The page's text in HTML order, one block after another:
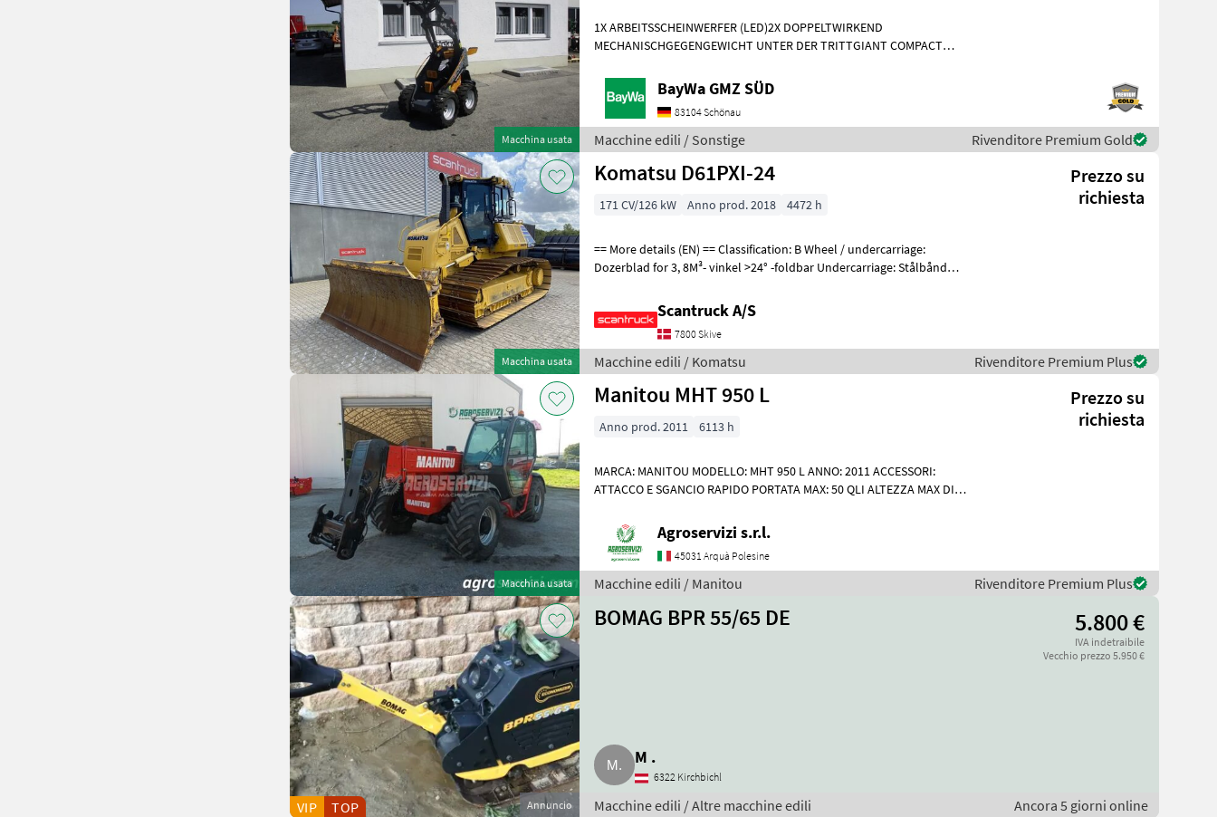
Macchina usata
1X ARBEITSSCHEINWERFER (LED)2X DOPPELTWIRKEND
MECHANISCHGEGENGEWICHT UNTER DER TRITTGIANT COMPACT
Dreizylinderdieselmotor, Typ
BayWa GMZ SÜD
83104 Schönau
Macchine edili / Sonstige Rivenditore Premium Gold
Macchina usata
Komatsu D61PXI-24
Prezzo su
richiesta
171 CV/126 kW Anno prod. 2018 4472 h
== More details (EN) == Classification: B Wheel / undercarriage:
Dozerblad for 3, 8M³- vinkel >24° -foldbar Undercarriage: Stålbånd
Scantruck A/S
7800 Skive
Macchine edili / Komatsu Rivenditore Premium Plus
Macchina usata
Manitou MHT 950 L
Prezzo su
richiesta
Anno prod. 2011 6113 h
MARCA: MANITOU MODELLO: MHT 950 L ANNO: 2011 ACCESSORI:
ATTACCO E SGANCIO RAPIDO PORTATA MAX: 50 QLI ALTEZZA MAX DI
Agroservizi s.r.l.
45031 Arquà Polesine
Macchine edili / Manitou Rivenditore Premium Plus
Annuncio
VIP TOP
BOMAG BPR 55/65 DE 5.800 €
IVA indetraibile
Vecchio prezzo 5.950 €
M .
6322 Kirchbichl
Macchine edili / Altre macchine edili Ancora 5 giorni online